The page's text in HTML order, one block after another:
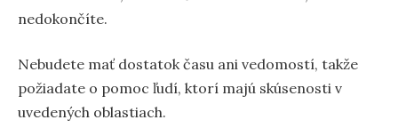
nedokončíte.
Nebudete mať dostatok času ani vedomostí, takže
požiadate o pomoc ľudí, ktorí majú skúsenosti v
uvedených oblastiach.